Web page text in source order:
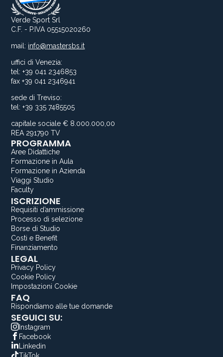
Verde Sport Srl
C.F. - P.IVA 05515020260
mail: info@mastersbs.it
uffici di Venezia:
tel: +39 041 2346853
fax +39 041 2346941
sede di Treviso:
tel: +39 335 7485505
capitale sociale € 8.000.000,00
REA 291790 TV
PROGRAMMA
Aree Didattiche
Formazione in Aula
Formazione in Azienda
Viaggi Studio
Faculty
ISCRIZIONE
Requisiti d’ammissione
Processo di selezione
Borse di Studio
Costi e Benefit
Finanziamento
LEGAL
Privacy Policy
Cookie Policy
Impostazioni Cookie
FAQ
Rispondiamo alle tue domande
SEGUICI SU:
Instagram
Facebook
Linkedin